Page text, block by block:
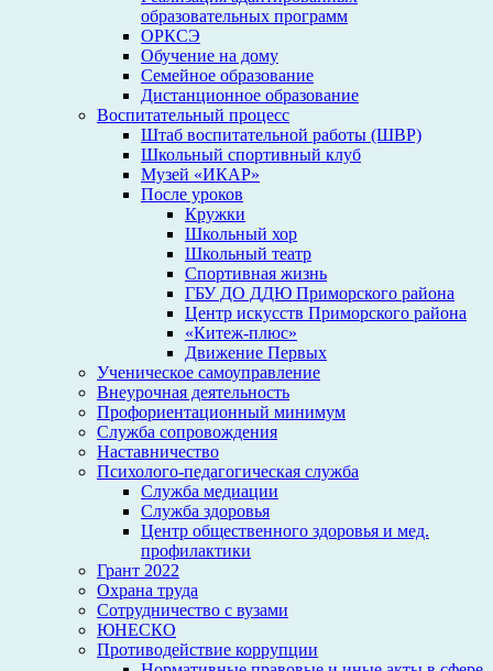
образовательных программ
ОРКСЭ
Обучение на дому
Семейное образование
Дистанционное образование
Воспитательный процесс
Штаб воспитательной работы (ШВР)
Школьный спортивный клуб
Музей «ИКАР»
После уроков
Кружки
Школьный хор
Школьный театр
Спортивная жизнь
ГБУ ДО ДДЮ Приморского района
Центр искусств Приморского района
«Китеж-плюс»
Движение Первых
Ученическое самоуправление
Внеурочная деятельность
Профориентационный минимум
Служба сопровождения
Наставничество
Психолого-педагогическая служба
Служба медиации
Служба здоровья
Центр общественного здоровья и мед.
профилактики
Грант 2022
Охрана труда
Сотрудничество с вузами
ЮНЕСКО
Противодействие коррупции